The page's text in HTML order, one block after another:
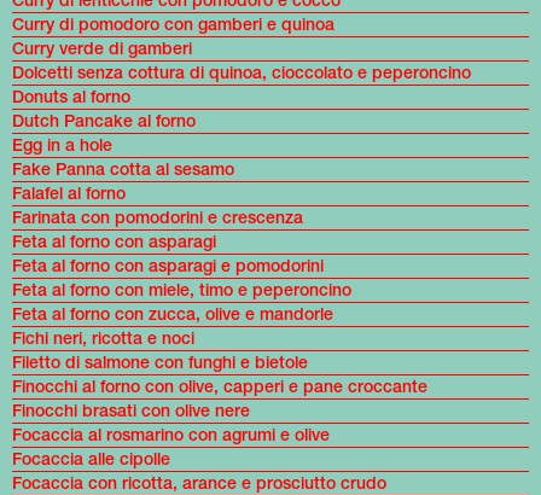
Curry di pomodoro con gamberi e quinoa
Curry verde di gamberi
Dolcetti senza cottura di quinoa, cioccolato e peperoncino
Donuts al forno
Dutch Pancake al forno
Egg in a hole
Fake Panna cotta al sesamo
Falafel al forno
Farinata con pomodorini e crescenza
Feta al forno con asparagi
Feta al forno con asparagi e pomodorini
Feta al forno con miele, timo e peperoncino
Feta al forno con zucca, olive e mandorle
Fichi neri, ricotta e noci
Filetto di salmone con funghi e bietole
Finocchi al forno con olive, capperi e pane croccante
Finocchi brasati con olive nere
Focaccia al rosmarino con agrumi e olive
Focaccia alle cipolle
Focaccia con ricotta, arance e prosciutto crudo